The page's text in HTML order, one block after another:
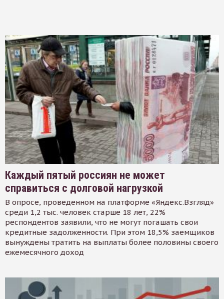
Каждый пятый россиян не может
справиться с долговой нагрузкой
В опросе, проведенном на платформе «Яндекс.Взгляд»
среди 1,2 тыс. человек старше 18 лет, 22%
респондентов заявили, что не могут погашать свои
кредитные задолженности. При этом 18,5% заемщиков
вынуждены тратить на выплаты более половины своего
ежемесячного доход